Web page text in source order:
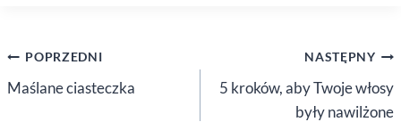
Nawigacja
wpisu
POPRZEDNI
Maślane ciasteczka
NASTĘPNY
5 kroków, aby Twoje włosy
były nawilżone